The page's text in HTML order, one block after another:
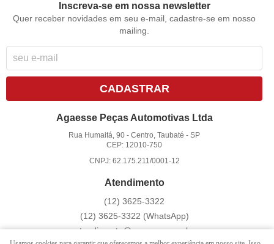
Inscreva-se em nossa newsletter
Quer receber novidades em seu e-mail, cadastre-se em nosso
mailing.
CADASTRAR
Agaesse Peças Automotivas Ltda
Rua Humaitá, 90 -Centro, Taubaté -SP
CEP: 12010-750
CNPJ: 62.175.211/0001-12
Atendimento
(12) 3625-3322
(12) 3625-3322 (WhatsApp)
atendimento@agaesse.com.br